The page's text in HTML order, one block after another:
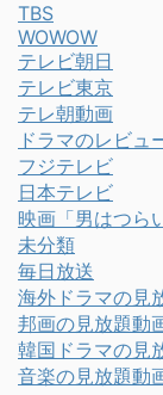
TBS
WOWOW
テレビ朝日
テレビ東京
テレ朝動画
ドラマのレビュ
フジテレビ
日本テレビ
映画「男はつら
未分類
毎日放送
海外ドラマの見
邦画の見放題動
韓国ドラマの見
音楽の見放題動